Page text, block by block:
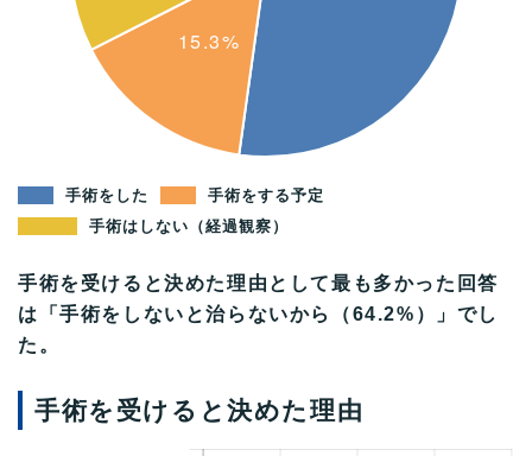
手術をした
手術をする予定
手術はしない（経過観察）
手術を受けると決めた理由として最も多かった回答
は「手術をしないと治らないから（64.2%）」でし
た。
手術を受けると決めた理由